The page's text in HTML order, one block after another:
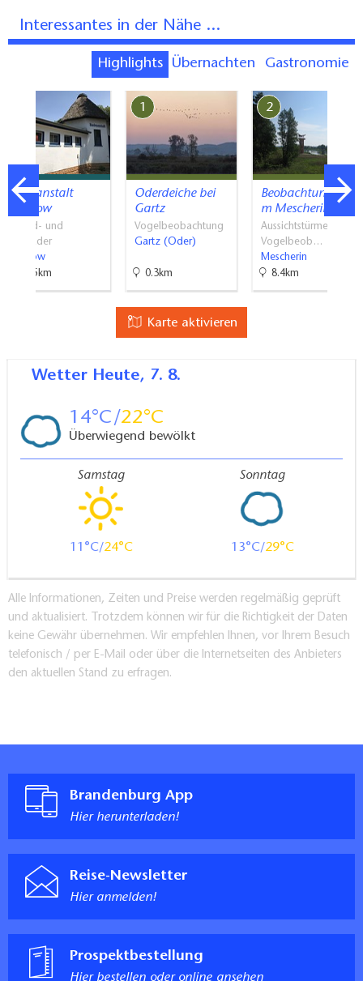
Interessantes in der Nähe ...
Highlights Übernachten Gastronomie
Badeanstalt
Brüssow
Strand- und
Freibäder
Brüssow
36.5km
1
Oderdeiche bei
Gartz
Vogelbeobachtung
Gartz (Oder)
0.3km
2
Beobachtungstur
m Mescherin
Aussichtstürme,
Vogelbeob…
Mescherin
8.4km
Karte aktivieren
Wetter Heute, 7. 8.
14 22
Überwiegend bewölkt
Samstag
11 24
Sonntag
13 29
Alle Informationen, Zeiten und Preise werden regelmäßig geprüft
und aktualisiert. Trotzdem können wir für die Richtigkeit der Daten
keine Gewähr übernehmen. Wir empfehlen Ihnen, vor Ihrem Besuch
telefonisch / per E-Mail oder über die Internetseiten des Anbieters
den aktuellen Stand zu erfragen.
Brandenburg App
Hier herunterladen!
Reise-Newsletter
Hier anmelden!
Prospektbestellung
Hier bestellen oder online ansehen